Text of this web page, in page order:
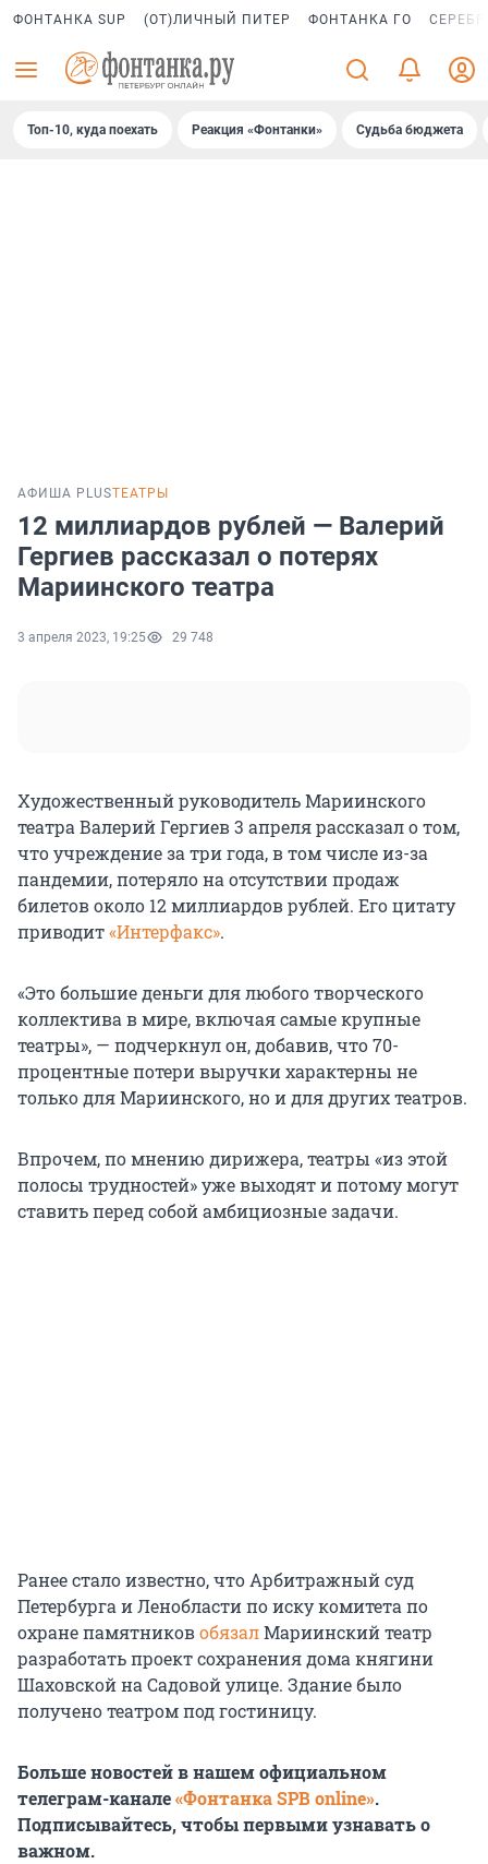
ФОНТАНКА SUP (ОТ)ЛИЧНЫЙ ПИТЕР ФОНТАНКА ГО
Топ-10, куда поехать Реакция «Фонтанки» Судьба бюджета
АФИША PLUSТЕАТРЫ
12 миллиардов рублей — Валерий
Гергиев рассказал о потерях
Мариинского театра
3 апреля 2023, 19:25 29 748
Художественный руководитель Мариинского
театра Валерий Гергиев 3 апреля рассказал о том,
что учреждение за три года, в том числе из-за
пандемии, потеряло на отсутствии продаж
билетов около 12 миллиардов рублей. Его цитату
приводит«Интерфакс».
«Это большие деньги для любого творческого
коллектива в мире, включая самые крупные
театры», — подчеркнул он, добавив, что 70-
процентные потери выручки характерны не
только для Мариинского, но и для других театров.
Впрочем, по мнению дирижера, театры «из этой
полосы трудностей» уже выходят и потому могут
ставить перед собой амбициозные задачи.
Ранее стало известно, что Арбитражный суд
Петербурга и Ленобласти по иску комитета по
охране памятниковобязалМариинский театр
разработать проект сохранения дома княгини
Шаховской на Садовой улице. Здание было
получено театром под гостиницу.
Больше новостей в нашем официальном
телеграм-канале«Фонтанка SPB online».
Подписывайтесь, чтобы первыми узнавать о
важном.